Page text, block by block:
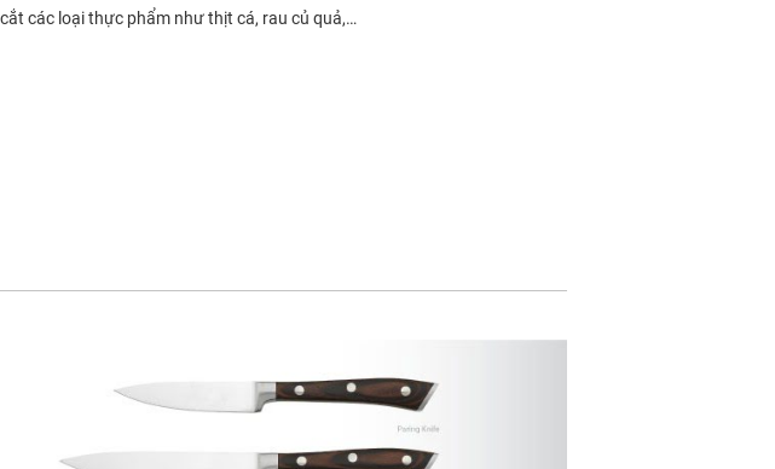
các loại thực phẩm như thịt cá, rau củ quả,…